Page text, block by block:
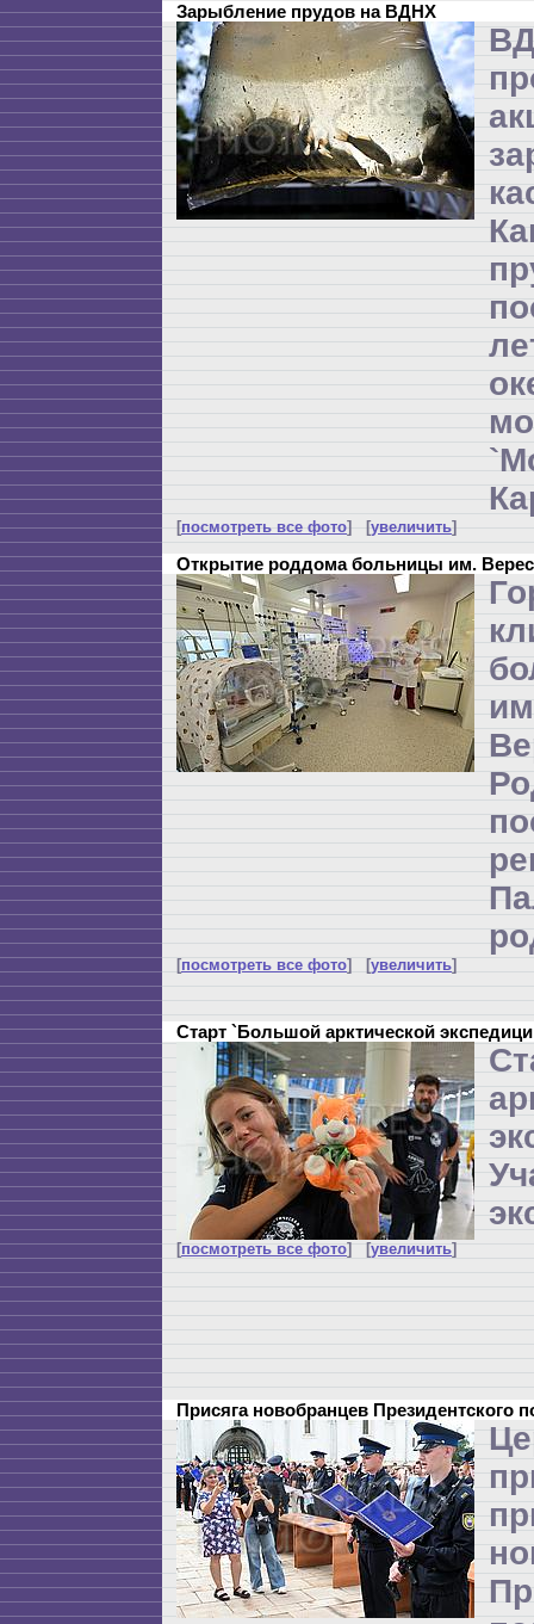
Зарыбление прудов на ВДНХ
[посмотреть все фото] [увеличить]
Открытие роддома больницы им.
[посмотреть все фото] [увеличить]
Старт `Большой арктической
[посмотреть все фото] [увеличить]
Присяга новобранцев Президентского